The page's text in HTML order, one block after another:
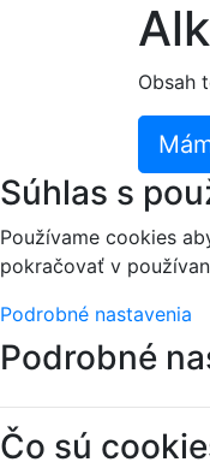
Obsah
Súhlas s
Používame cookies
pokračovať v
Podrobné nastavenia
Podrobné
Čo sú